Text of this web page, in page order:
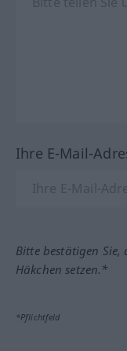
Ihre E-Mail-
Bitte bestätigen Sie,
Häkchen setzen.*
*Pflichtfeld